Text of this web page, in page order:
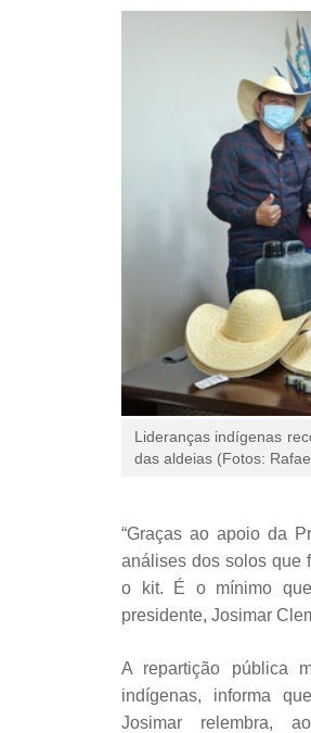
Lideranças indígenas
das aldeias (Fotos:
“Graças ao apoio da
análises dos solos que
o kit. É o mínimo que
presidente, Josimar
A repartição pública
indígenas, informa
Josimar relembra,